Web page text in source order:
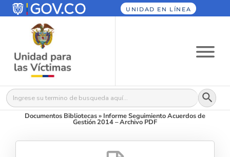
UNIDAD EN LÍNEA
Buscar: Botón
Documentos Bibliotecas» Informe Seguimiento Acuerdos de
Gestión 2014 – Archivo PDF